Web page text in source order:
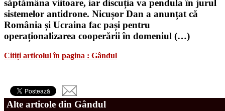
săptămâna viitoare, iar discuția va pendula în jurul
sistemelor antidrone. Nicușor Dan a anunțat că
România și Ucraina fac pași pentru
operaționalizarea cooperării în domeniul (…)
Citiți articolul în pagina : Gândul
Alte articole din Gândul